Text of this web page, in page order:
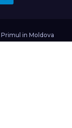
Primul in Moldova